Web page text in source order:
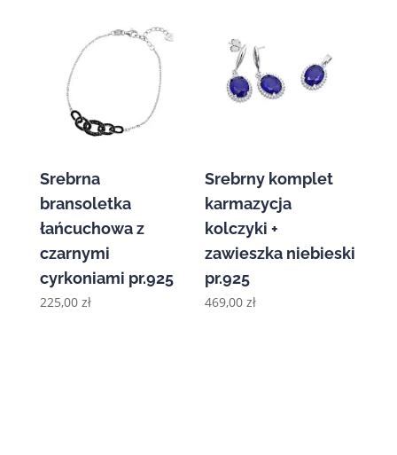
Srebrna
bransoletka
łańcuchowa z
czarnymi
cyrkoniami pr.925
225,00 zł
Srebrny komplet
karmazycja
kolczyki +
zawieszka niebieski
pr.925
469,00zł